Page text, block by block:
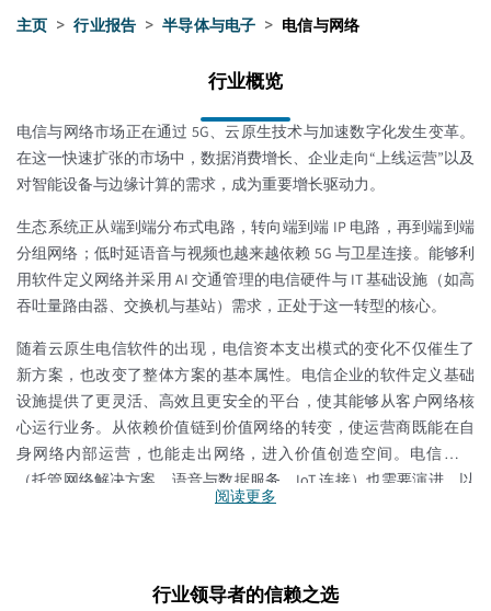
主页 > 行业报告 > 半导体与电子 > 电信与网络
行业概览
电信与网络市场正在通过 5G、云原生技术与加速数字化发生变革。
在这一快速扩张的市场中，数据消费增长、企业走向“上线运营”以及
对智能设备与边缘计算的需求，成为重要增长驱动力。
生态系统正从端到端分布式电路，转向端到端 IP 电路，再到端到端
分组网络；低时延语音与视频也越来越依赖 5G 与卫星连接。能够利
用软件定义网络并采用 AI 交通管理的电信硬件与 IT 基础设施（如高
吞吐量路由器、交换机与基站）需求，正处于这一转型的核心。
随着云原生电信软件的出现，电信资本支出模式的变化不仅催生了
新方案，也改变了整体方案的基本属性。电信企业的软件定义基础
设施提供了更灵活、高效且更安全的平台，使其能够从客户网络核
心运行业务。从依赖价值链到价值网络的转变，使运营商既能在自
身网络内部运营，也能走出网络，进入价值创造空间。电信服务
（托管网络解决方案、语音与数据服务、IoT 连接）也需要演进，以
阅读更多
行业领导者的信赖之选